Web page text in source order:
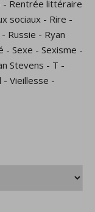
- Rentrée littéraire
sociaux - Rire -
- Russie - Ryan
- Sexe - Sexisme -
Stevens - T -
- Vieillesse -